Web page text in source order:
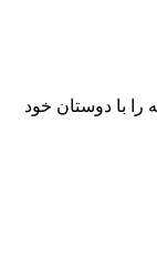
را با دوستان خود